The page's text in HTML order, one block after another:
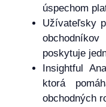
úspechom
Užívateľsky
poskytuje
Insightful
ktorá
obchodných